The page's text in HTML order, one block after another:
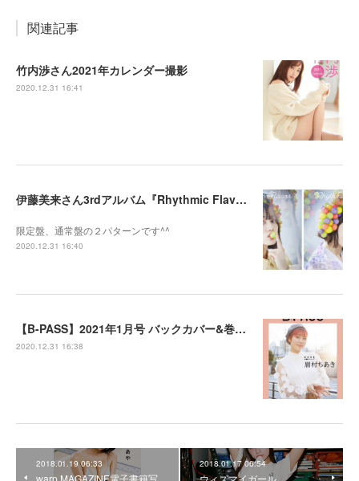
関連記事
竹内渉さん2021年カレンダー撮影
2020.12.31 16:41
伊藤美来さん3rdアルバム『Rhythmic Flavor』のジャケット写真を撮影させて頂きました
限定盤、通常盤の２パターンです^^
2020.12.31 16:40
【B-PASS】2021年1月号 バックカバー&巻末特集：眉村ちあきさん 付録綴じ込みピンナップ撮影
2020.12.31 16:38
2018.01.19 06:33
warp MAGAZINE電子書籍写
2018.01.17 06:54
ウィズマイガール